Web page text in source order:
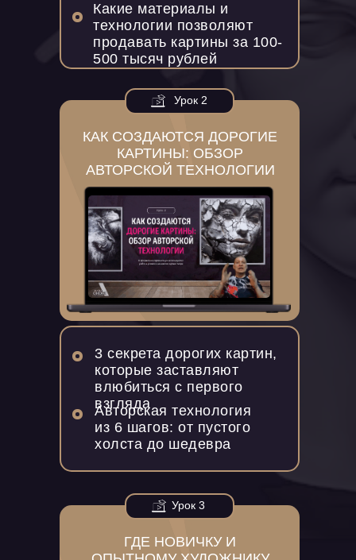
Какие материалы и
технологии позволяют
продавать картины за 100-
500 тысяч рублей
ГДЕ НОВИЧКУ И
Урок 3
Авторская технология
из 6 шагов: от пустого
холста до шедевра
3 секрета дорогих картин,
которые заставляют
влюбиться с первого
взгляда
КАК СОЗДАЮТСЯ ДОРОГИЕ
КАРТИНЫ: ОБЗОР
АВТОРСКОЙ ТЕХНОЛОГИИ
Урок 2